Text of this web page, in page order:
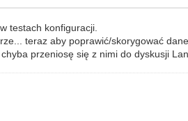
testach konfiguracji.
teraz aby poprawić/skorygować
przeniosę się z nimi do dyskusji